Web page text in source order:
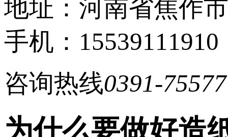
地址：河南省焦作
手机：15539111910
咨询热线0391-
为什么要做好造